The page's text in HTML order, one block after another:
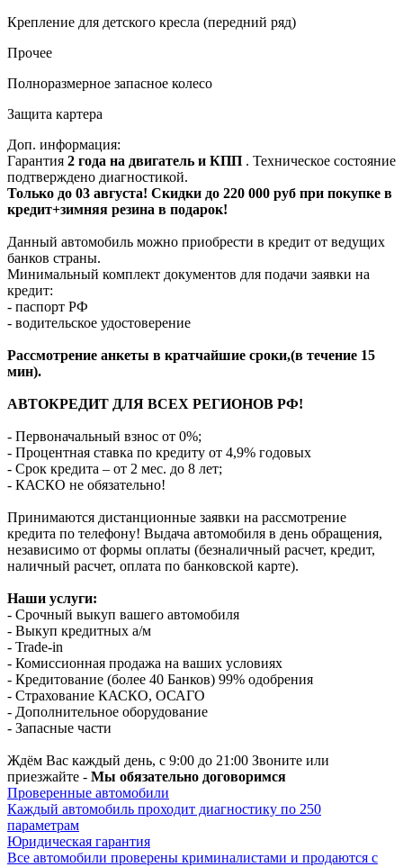
Крепление для детского кресла (передний ряд)
Прочее
Полноразмерное запасное колесо
Защита картера
Доп. информация:
Гарантия 2 года на двигатель и КПП . Техническое состояние
подтверждено диагностикой.
Только до 03 августа! Скидки до 220 000 руб при покупке в
кредит+зимняя резина в подарок!
Данный автомобиль можно приобрести в кредит от ведущих
банков страны.
Минимальный комплект документов для подачи заявки на
кредит:
- паспорт РФ
- водительское удостоверение
Рассмотрение анкеты в кратчайшие сроки,(в течение 15
мин).
АВТОКРЕДИТ ДЛЯ ВСЕХ РЕГИОНОВ РФ!
- Первоначальный взнос от 0%;
- Процентная ставка по кредиту от 4,9% годовых
- Срок кредита – от 2 мес. до 8 лет;
- КАСКО не обязательно!
Принимаются дистанционные заявки на рассмотрение
кредита по телефону! Выдача автомобиля в день обращения,
независимо от формы оплаты (безналичный расчет, кредит,
наличный расчет, оплата по банковской карте).
Наши услуги:
- Срочный выкуп вашего автомобиля
- Выкуп кредитных а/м
- Trade-in
- Комиссионная продажа на ваших условиях
- Кредитование (более 40 Банков) 99% одобрения
- Страхование КАСКО, ОСАГО
- Дополнительное оборудование
- Запасные части
Ждём Вас каждый день, с 9:00 до 21:00 Звоните или
приезжайте - Мы обязательно договоримся
Проверенные автомобили
Каждый автомобиль проходит диагностику по 250
параметрам
Юридическая гарантия
Все автомобили проверены криминалистами и продаются с